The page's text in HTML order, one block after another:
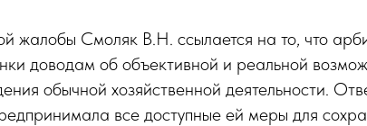
жалобы Смоляк В.Н. ссылается на то, что
доводам об объективной и реальной
обычной хозяйственной деятельности.
все доступные ей меры для